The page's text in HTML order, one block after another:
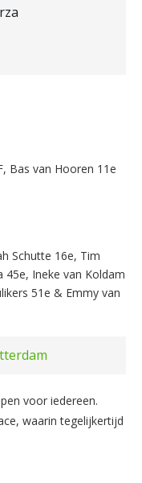
Bas van Hooren 11e
Schutte 16e, Tim
45e, Ineke van Koldam
51e & Emmy van
voor iedereen.
waarin tegelijkertijd